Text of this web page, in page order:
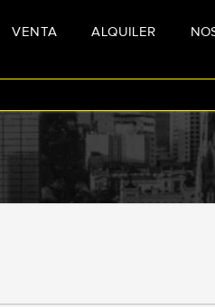
VENTA ALQUILER